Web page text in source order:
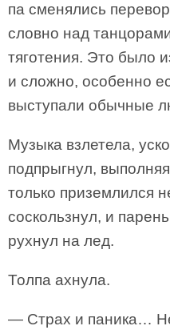
па сменялись
словно над
тяготения. Это было
и сложно, особенно
выступали обычные
Музыка взлетела,
подпрыгнул,
только приземлился
соскользнул, и
рухнул на лед.
Толпа ахнула.
— Страх и паника…